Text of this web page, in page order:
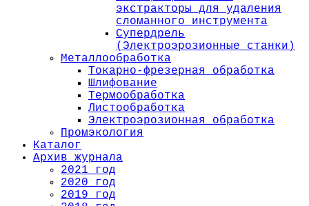
экстракторы для удаления
сломанного инструмента
Супердрель
(Электроэрозионные станки)
Металлообработка
Токарно-фрезерная обработка
Шлифование
Термообработка
Листообработка
Электроэрозионная обработка
Промэкология
Каталог
Архив журнала
2021 год
2020 год
2019 год